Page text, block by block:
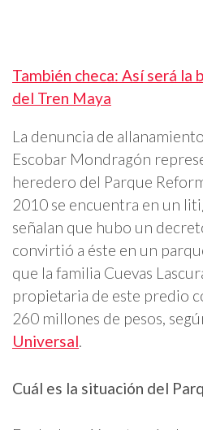
También checa: Así será la
del Tren Maya
La denuncia de
Escobar Mondragón
heredero del Parque
2010 se encuentra en un
señalan que hubo un
convirtió a éste en un
que la familia Cuevas
propietaria de este predio
260 millones de pesos,
Universal.
Cuál es la situación del